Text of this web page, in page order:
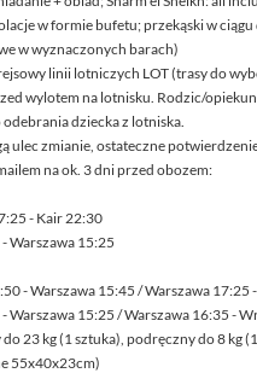
w formie bufetu;przekąski w
w wyznaczonych barach)
linii lotniczych LOT (trasy do
wylotem na lotnisku. Rodzic/
dziecka z lotniska.
ulec zmianie, ostateczne
na ok. 3 dni przed obozem:
- Kair 22:30
Warszawa 15:25
- Warszawa 15:45 / Warszawa 17:25
Warszawa 15:25 / Warszawa 16:35 -
23 kg (1 sztuka), podręczny do 8 kg
55x40x23cm)